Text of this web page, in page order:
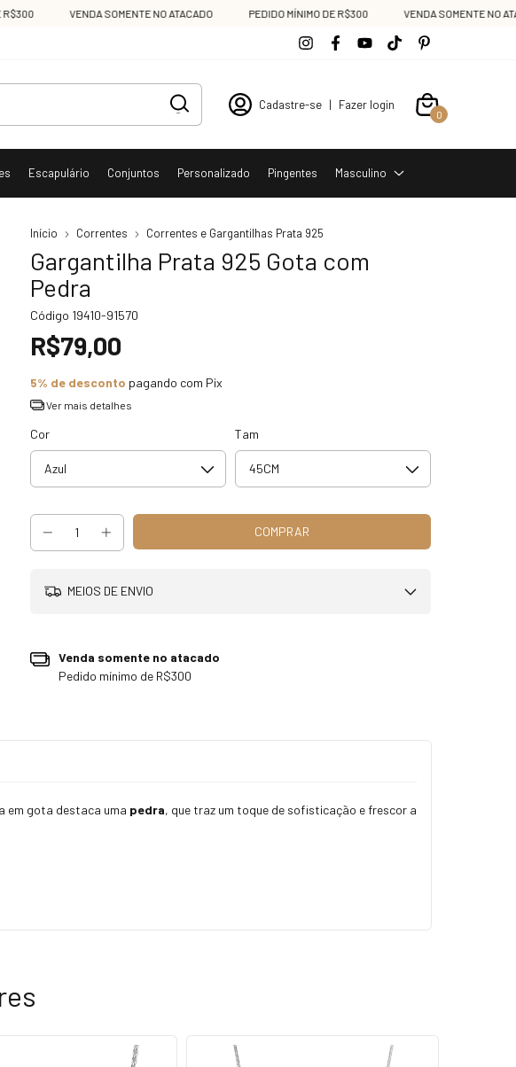
VENDA SOMENTE NO ATACADO PEDIDO MÍNIMO DE R$300 VENDA SOMENTE NO
Cadastre-se | Fazer login
0
Escapulário Conjuntos Personalizado Pingentes Masculino
Início Correntes Correntes e Gargantilhas Prata 925
Gargantilha Prata 925 Gota com
Pedra
Código 19410-91570
R$79,00
5% de desconto pagando com Pix
Ver mais detalhes
Cor Tam
MEIOS DE ENVIO
Venda somente no atacado
Pedido mínimo de R$300
em gota destaca uma pedra, que traz um toque de sofisticação e frescor a